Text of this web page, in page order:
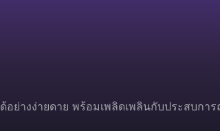
ย่างง่ายดาย พร้อมเพลิดเพลินกับประสบก